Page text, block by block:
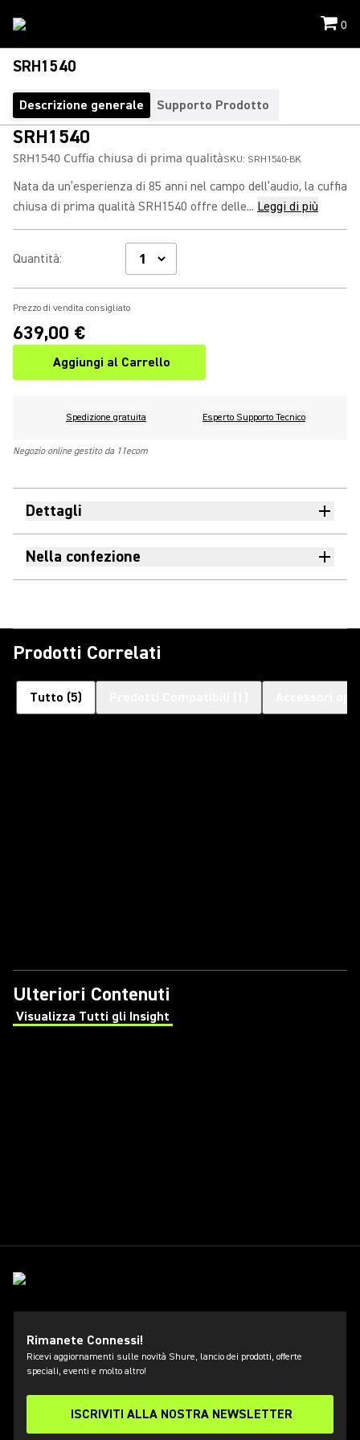
0
SRH1540
Descrizione generale Supporto Prodotto
SRH1540
SRH1540 Cuffia chiusa di prima qualitàSKU: SRH1540-BK
Nata da un’esperienza di 85 anni nel campo dell’audio, la cuffia
chiusa di prima qualità SRH1540 offre delle... Leggi di più
Quantità:
Prezzo di vendita consigliato
639,00 €
Aggiungi al Carrello
Spedizione gratuita Esperto Supporto Tecnico
Negozio online gestito da 11ecom
Dettagli
Nella confezione
Prodotti Correlati
Tutto (5)
Ulteriori Contenuti
Visualizza Tutti gli Insight
(Opens in a new tab)
Rimanete Connessi!
Ricevi aggiornamenti sulle novità Shure, lancio dei prodotti, offerte
speciali, eventi e molto altro!
ISCRIVITI ALLA NOSTRA NEWSLETTER